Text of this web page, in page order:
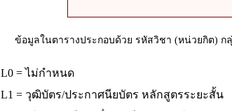
ข้อมูลในตารางประกอบด้วย รหัสวิชา (หน่วยกิต) ก
L0 = ไม่กำหนด
L1 = วุฒิบัตร/ประกาศนียบัตร หลักสูตรระยะสั้น